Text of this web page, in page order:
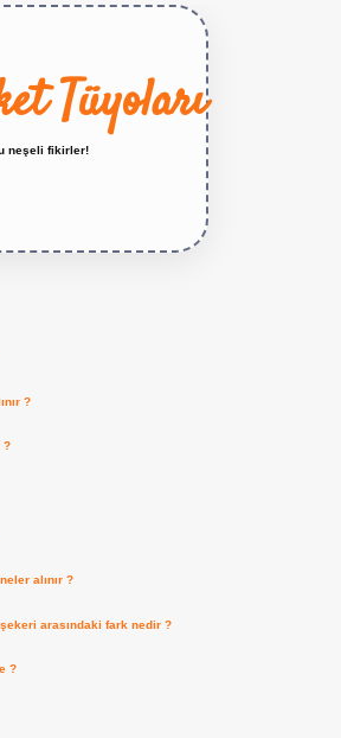
Tüyoları
neşeli fikirler!
?
?
alınır ?
arasındaki fark nedir ?
?